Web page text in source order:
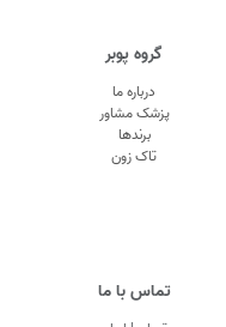
گروه پوبر
درباره ما
پزشک مشاور
برندها
تاک زون
تماس با ما